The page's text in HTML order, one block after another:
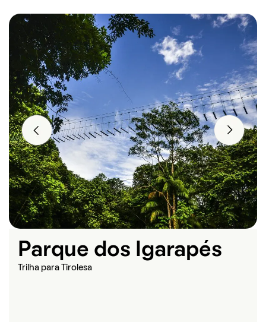
Parque dos Igarapés
Trilha para Tirolesa
Trilha para tirolesa
Vista do lago do parque
Piscina infantil do parque
Previous Next